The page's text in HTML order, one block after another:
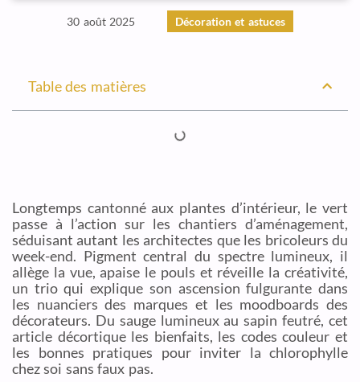
30 août 2025 Décoration et astuces
Table des matières
Longtemps cantonné aux plantes d’intérieur, le vert
passe à l’action sur les chantiers d’aménagement,
séduisant autant les architectes que les bricoleurs du
week-end. Pigment central du spectre lumineux, il
allège la vue, apaise le pouls et réveille la créativité,
un trio qui explique son ascension fulgurante dans
les nuanciers des marques et les moodboards des
décorateurs. Du sauge lumineux au sapin feutré, cet
article décortique les bienfaits, les codes couleur et
les bonnes pratiques pour inviter la chlorophylle
chez soi sans faux pas.